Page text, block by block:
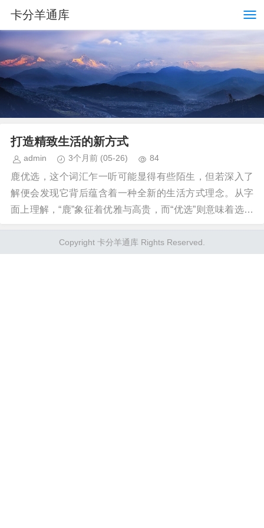
卡分羊通库
打造精致生活的新方式
admin 3个月前 (05-26) 84
鹿优选，这个词汇乍一听可能显得有些陌生，但若深入了
解便会发现它背后蕴含着一种全新的生活方式理念。从字
面上理解，“鹿”象征着优雅与高贵，而“优选”则意味着选择
Copyright 卡分羊通库 Rights Reserved.